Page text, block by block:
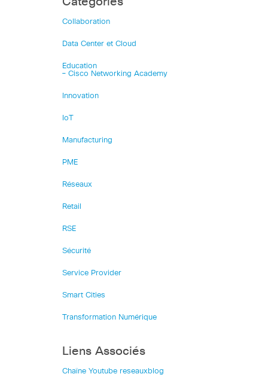
Collaboration
Data Center et Cloud
Education
– Cisco Networking Academy
Innovation
IoT
Manufacturing
PME
Réseaux
Retail
RSE
Sécurité
Service Provider
Smart Cities
Transformation Numérique
Liens Associés
Chaîne Youtube reseauxblog